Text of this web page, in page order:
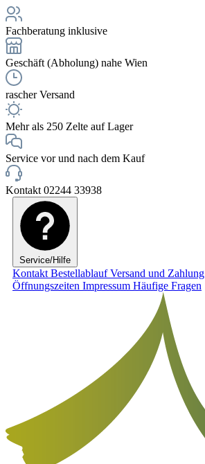
Fachberatung inklusive
Geschäft (Abholung) nahe Wien
rascher Versand
Mehr als 250 Zelte auf Lager
Service vor und nach dem Kauf
Kontakt 02244 33938
Service/Hilfe
Kontakt BestellablaufVersand und Zahlung
Öffnungszeiten Impressum Häufige Fragen